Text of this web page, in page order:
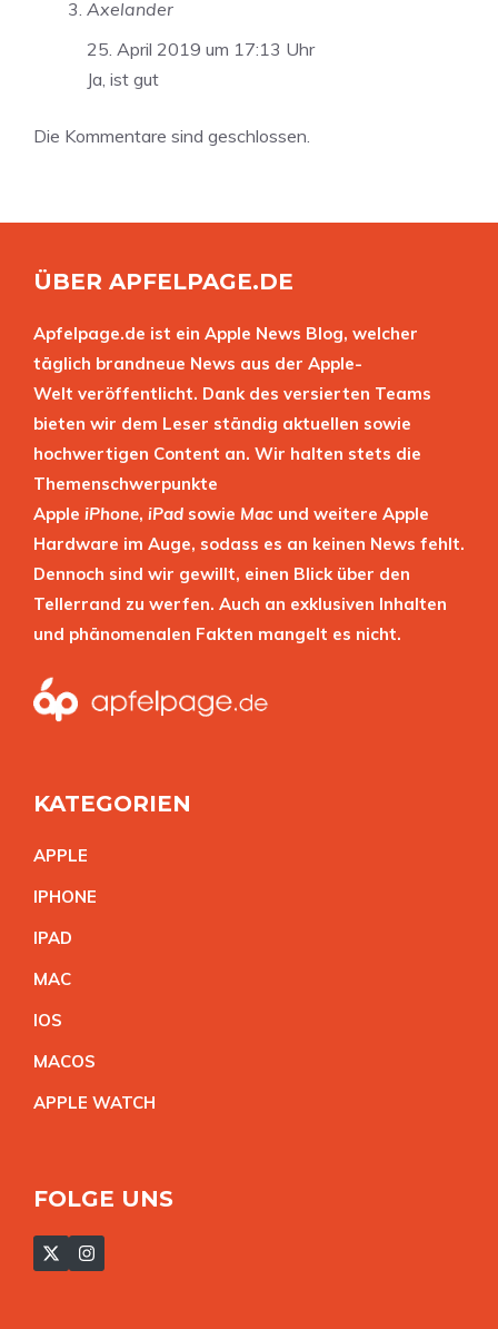
Axelander
25. April 2019 um 17:13 Uhr
Ja, ist gut
Die Kommentare sind geschlossen.
ÜBER APFELPAGE.DE
Apfelpage.de ist ein Apple News Blog, welcher
täglich brandneue News aus der Apple-
Welt veröffentlicht. Dank des versierten Teams
bieten wir dem Leser ständig aktuellen sowie
hochwertigen Content an. Wir halten stets die
Themenschwerpunkte
Apple iPhone, iPad sowie Mac und weitere Apple
Hardware im Auge, sodass es an keinen News fehlt.
Dennoch sind wir gewillt, einen Blick über den
Tellerrand zu werfen. Auch an exklusiven Inhalten
und phänomenalen Fakten mangelt es nicht.
KATEGORIEN
APPLE
IPHONE
IPAD
MAC
IOS
MACOS
APPLE WATCH
FOLGE UNS